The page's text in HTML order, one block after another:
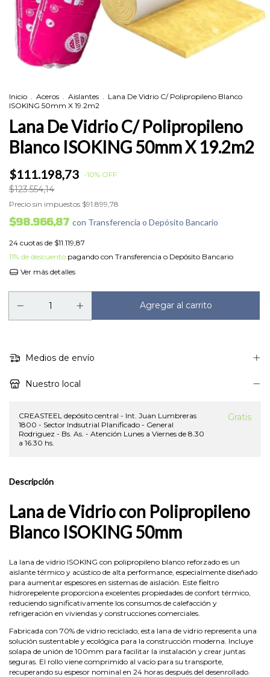
Inicio . Aceros . Aislantes . Lana De Vidrio C/ Polipropileno Blanco
ISOKING 50mm X 19.2m2
Lana De Vidrio C/ Polipropileno
Blanco ISOKING 50mm X 19.2m2
$111.198,73 -10% OFF
$123.554,14
Precio sin impuestos $91.899,78
$98.966,87 con Transferencia o Depósito Bancario
24 cuotas de $11.119,87
11% de descuento pagando con Transferencia o Depósito Bancario
Ver más detalles
Medios de envío
Nuestro local
CREASTEEL depósito central - Int. Juan Lumbreras
1800 - Sector Indsutrial Planificado - General
Rodriguez - Bs. As. - Atención Lunes a Viernes de 8.30
a 16.30 hs.
Gratis
Descripción
Lana de Vidrio con Polipropileno
Blanco ISOKING 50mm
La lana de vidrio ISOKING con polipropileno blanco reforzado es un
aislante térmico y acústico de alta performance, especialmente diseñado
para aumentar espesores en sistemas de aislación. Este fieltro
hidrorepelente proporciona excelentes propiedades de confort térmico,
reduciendo significativamente los consumos de calefacción y
refrigeración en viviendas y construcciones comerciales.
Fabricada con 70% de vidrio reciclado, esta lana de vidrio representa una
solución sustentable y ecológica para la construcción moderna. Incluye
solapa de unión de 100mm para facilitar la instalación y crear juntas
seguras. El rollo viene comprimido al vacío para su transporte,
recuperando su espesor nominal en 24 horas después del desenrollado.